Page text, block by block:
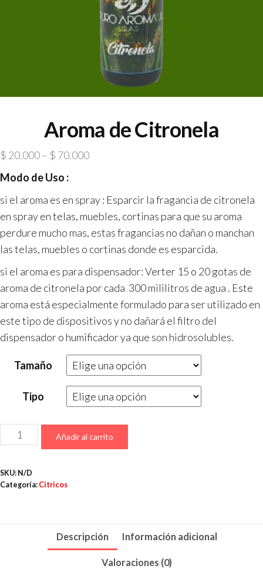
Aroma de Citronela
$ 20.000– $ 70.000
Modo de Uso :
si el aroma es en spray : Esparcir la fragancia de citronela
en spray en telas, muebles, cortinas para que su aroma
perdure mucho mas, estas fragancias no dañan o manchan
las telas, muebles o cortinas donde es esparcida.
si el aroma es para dispensador: Verter 15 o 20 gotas de
aroma de citronela por cada 300 mililitros de agua . Este
aroma está especialmente formulado para ser utilizado en
este tipo de dispositivos y no dañará el filtro del
dispensador o humificador ya que son hidrosolubles.
Tamaño
Tipo
Añadir al carrito
SKU: N/D
Categoría: Citricos
Descripción Información adicional
Valoraciones (0)